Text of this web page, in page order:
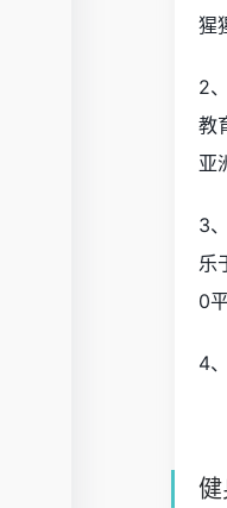
猩
2
教
亚
3
乐
0
4